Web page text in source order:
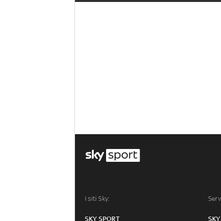
I siti Sky:
SKY SPORT